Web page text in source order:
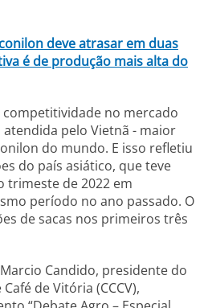
deve atrasar em duas
é de produção mais alta do
no mercado
pelo Vietnã - maior
do mundo. E isso refletiu
do país asiático, que teve
trimeste de 2022 em
período no ano passado. O
de sacas nos primeiros três
Candido, presidente do
de Vitória (CCCV),